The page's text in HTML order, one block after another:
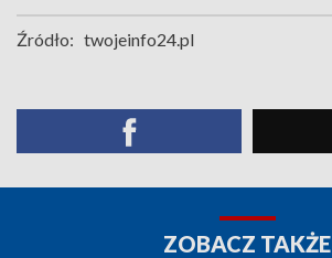
Źródło: twojeinfo24.pl
ZOBACZ TAKŻE